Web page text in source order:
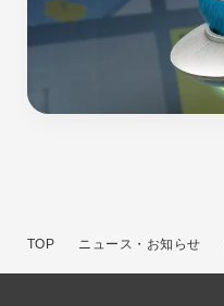
TOP ニュース・お知らせ